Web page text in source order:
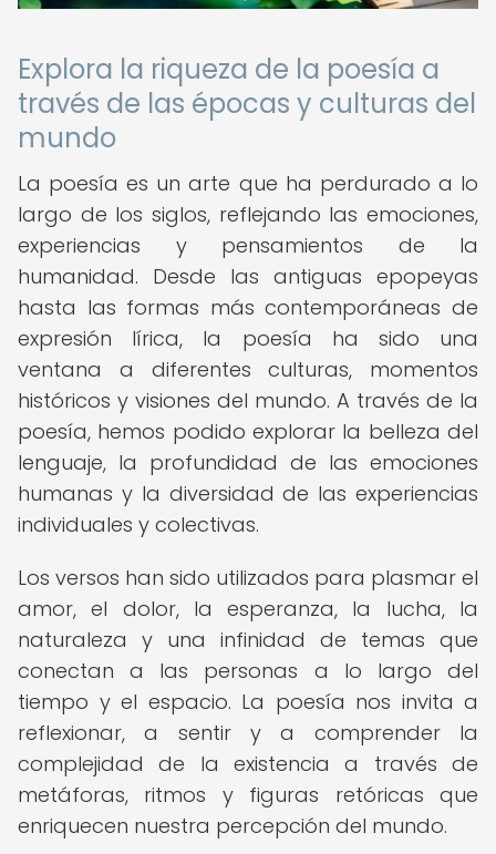
Explora la riqueza de la poesía a
través de las épocas y culturas del
mundo
La poesía es un arte que ha perdurado a lo
largo de los siglos, reflejando las emociones,
experiencias y pensamientos de la
humanidad. Desde las antiguas epopeyas
hasta las formas más contemporáneas de
expresión lírica, la poesía ha sido una
ventana a diferentes culturas, momentos
históricos y visiones del mundo. A través de la
poesía, hemos podido explorar la belleza del
lenguaje, la profundidad de las emociones
humanas y la diversidad de las experiencias
individuales y colectivas.
Los versos han sido utilizados para plasmar el
amor, el dolor, la esperanza, la lucha, la
naturaleza y una infinidad de temas que
conectan a las personas a lo largo del
tiempo y el espacio. La poesía nos invita a
reflexionar, a sentir y a comprender la
complejidad de la existencia a través de
metáforas, ritmos y figuras retóricas que
enriquecen nuestra percepción del mundo.